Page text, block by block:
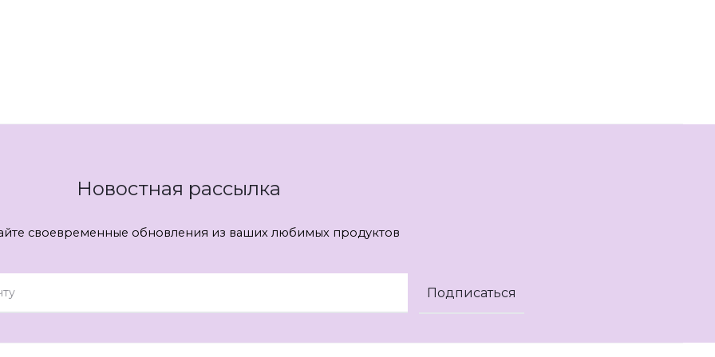
Новостная рассылка
своевременные обновления из ваших любимых продуктов